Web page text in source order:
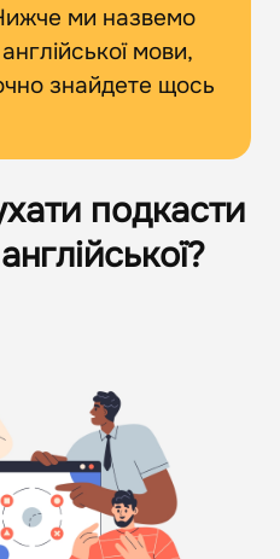
ми назвемо
мови,
знайдете щось
подкасти